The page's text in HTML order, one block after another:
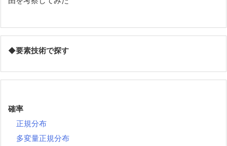
◆要素技術で探す
確率
正規分布
多変量正規分布